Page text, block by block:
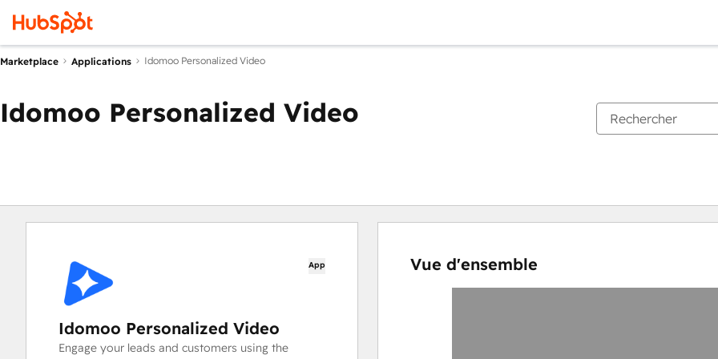
Marketplace Applications Idomoo Personalized Video
Idomoo Personalized Video
App
Idomoo Personalized Video
Engage your leads and customers using the
Vue d'ensemble